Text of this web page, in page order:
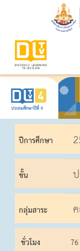
ปีการศึกษา
ชั้น
กลุ่มสาระ
ชั่วโมง 76